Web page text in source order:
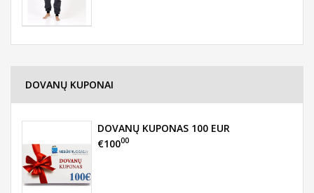
DOVANŲ KUPONAI
DOVANŲ KUPONAS 100 EUR
€10000